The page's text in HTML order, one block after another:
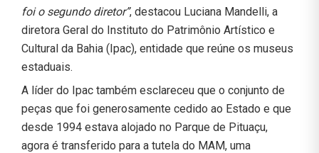
foi o segundo diretor”, destacou Luciana Mandelli, a
diretora Geral do Instituto do Patrimônio Artístico e
Cultural da Bahia (Ipac), entidade que reúne os museus
estaduais.
A líder do Ipac também esclareceu que o conjunto de
peças que foi generosamente cedido ao Estado e que
desde 1994 estava alojado no Parque de Pituaçu,
agora é transferido para a tutela do MAM, uma